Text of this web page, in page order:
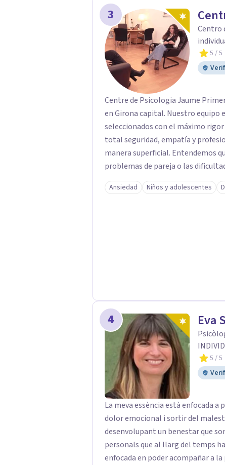
3
Centro
5 / 5
Centre de Psicologia Jaume
en Girona capital. Nuestro equipo
seleccionados con el máximo
total seguridad, empatía y profesionalidad. En nuestro centro
manera superficial. Entendemos
problemas de pareja o las
del iceberg" de heridas,
cuidado. Nuestro objetivo no es
Generación (ACT, Mindfulness).
Ansiedad Niños y adolescentes
4 Eva
5 / 5
La meva essència està enfocada
dolor emocional i sortir del
desenvolupant un benestar que
personals que al llarg del temps han
enfocada en poder acompañar a